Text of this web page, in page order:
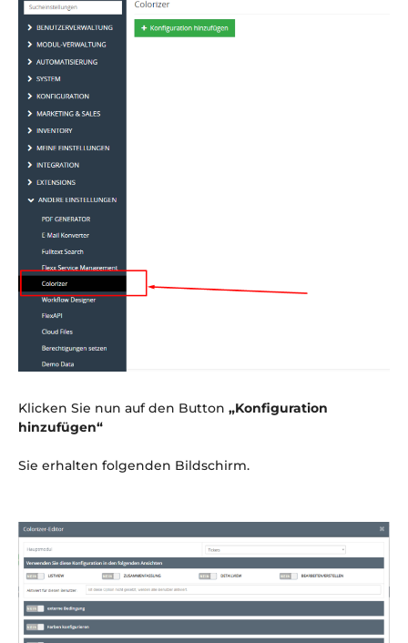
Klicken Sie nun auf den Button „Konfiguration
hinzufügen“
Sie erhalten folgenden Bildschirm.